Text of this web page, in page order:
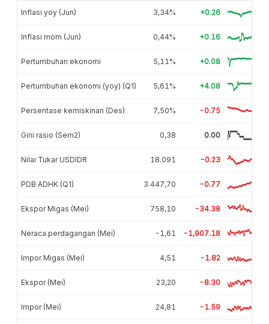
Inflasi yoy (Jun) 3,34% +0.26
Inflasi mom (Jun) 0,44% +0.16
Pertumbuhan ekonomi 5,11% +0.08
Pertumbuhan ekonomi (yoy) (Q1) 5,61% +4.08
Persentase kemiskinan (Des) 7,50% -0.75
Gini rasio (Sem2) 0,38 0.00
Nilai Tukar USDIDR 18.091 -0.23
PDB ADHK (Q1) 3.447,70 -0.77
Ekspor Migas (Mei) 758,10 -34.38
Neraca perdagangan (Mei) -1,61 -1,907.18
Impor Migas (Mei) 4,51 -1.82
Ekspor (Mei) 23,20 -8.30
Impor (Mei) 24,81 -1.59